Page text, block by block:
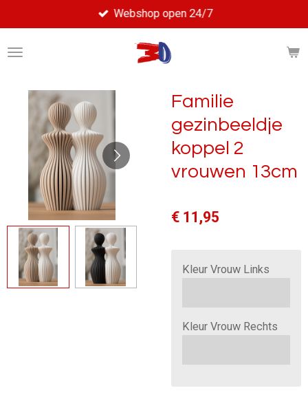
direct
naar
Webshop open 24/7
Familie
gezinbeeldje
koppel 2
vrouwen 13cm
€ 11,95
Kleur Vrouw Links
Kleur Vrouw Rechts